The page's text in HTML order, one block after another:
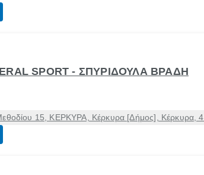
SPORT - ΣΠΥΡΙΔΟΥΛΑ ΒΡΑΔΗ
15, ΚΕΡΚΥΡΑ, Κέρκυρα [Δήμος], Κέρκυρα,